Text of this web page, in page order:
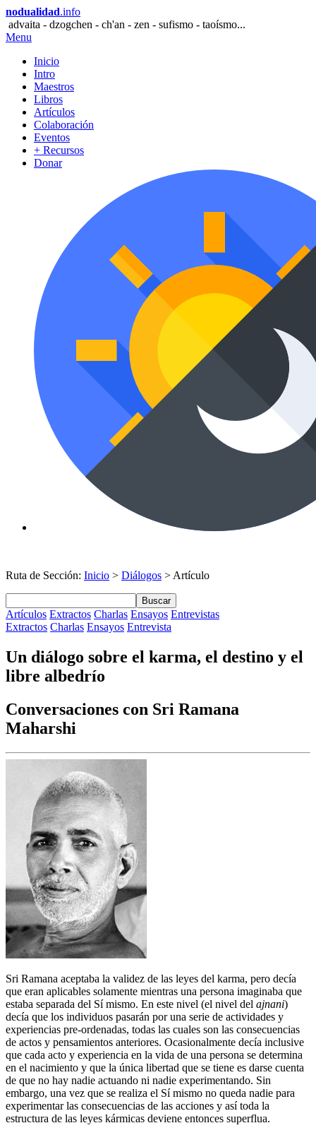
nodualidad.info
advaita - dzogchen - ch'an - zen - sufismo - taoísmo...
Menu
Inicio
Intro
Maestros
Libros
Artículos
Colaboración
Eventos
+ Recursos
Donar
Ruta de Sección: Inicio > Diálogos > Artículo
Buscar
Artículos Extractos Charlas Ensayos Entrevistas
Extractos Charlas Ensayos Entrevista
Un diálogo sobre el karma, el destino y el
libre albedrío
Conversaciones con Sri Ramana
Maharshi
Sri Ramana aceptaba la validez de las leyes del karma, pero decía
que eran aplicables solamente mientras una persona imaginaba que
estaba separada del Sí mismo. En este nivel (el nivel del ajnani)
decía que los individuos pasarán por una serie de actividades y
experiencias pre-ordenadas, todas las cuales son las consecuencias
de actos y pensamientos anteriores. Ocasionalmente decía inclusive
que cada acto y experiencia en la vida de una persona se determina
en el nacimiento y que la única libertad que se tiene es darse cuenta
de que no hay nadie actuando ni nadie experimentando. Sin
embargo, una vez que se realiza el Sí mismo no queda nadie para
experimentar las consecuencias de las acciones y así toda la
estructura de las leyes kármicas deviene entonces superflua.